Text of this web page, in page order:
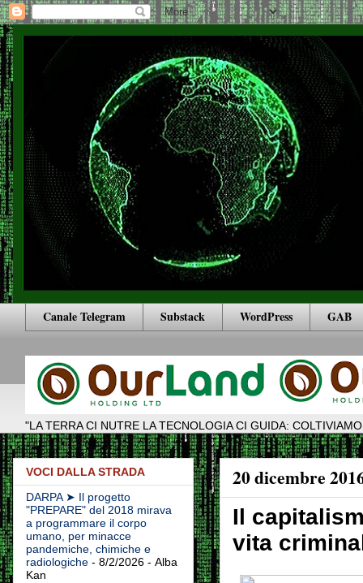
Canale Telegram Substack WordPress GAB
"LA TERRA CI NUTRE LA TECNOLOGIA CI GUIDA:
20 dicembre
Il
vita
VOCI DALLA STRADA
DARPA ➤ Il progetto
"PREPARE" del 2018 mirava
a programmare il corpo
umano, per minacce
pandemiche, chimiche e
radiologiche - 8/2/2026 - Alba
Kan